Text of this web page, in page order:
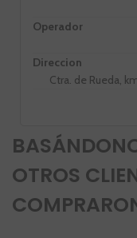
Operador
Direccion
Ctra. de Rueda,
OTROS